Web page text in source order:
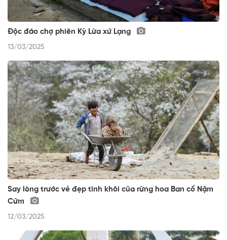
Độc đáo chợ phiên Kỳ Lừa xứ Lạng
13/03/2025
Say lòng trước vẻ đẹp tinh khôi của rừng hoa Ban cổ Nặm
Cứm
12/03/2025